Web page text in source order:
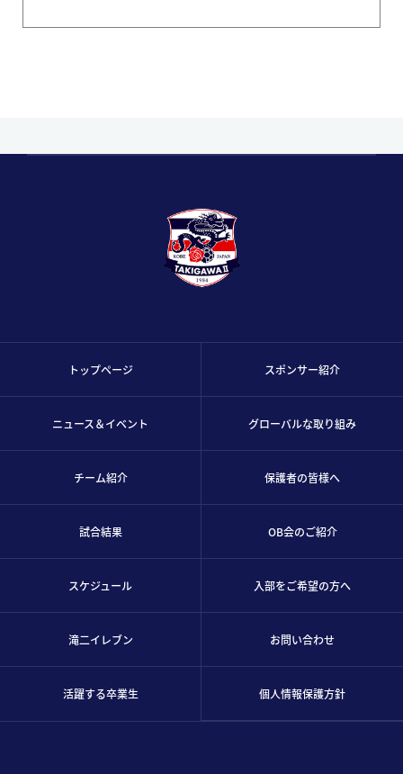
トップページ
ニュース＆イベント
チーム紹介
試合結果
スケジュール
滝二イレブン
活躍する卒業生
スポンサー紹介
グローバルな取り組み
保護者の皆様へ
OB会のご紹介
入部をご希望の方へ
お問い合わせ
個人情報保護方針